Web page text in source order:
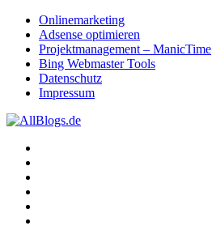
Onlinemarketing
Adsense optimieren
Projektmanagement – ManicTime
Bing Webmaster Tools
Datenschutz
Impressum